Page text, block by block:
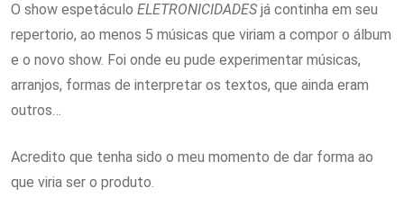
O show espetáculo ELETRONICIDADES já continha em seu
repertorio, ao menos 5 músicas que viriam a compor o álbum
e o novo show. Foi onde eu pude experimentar músicas,
arranjos, formas de interpretar os textos, que ainda eram
outros…
Acredito que tenha sido o meu momento de dar forma ao
que viria ser o produto.